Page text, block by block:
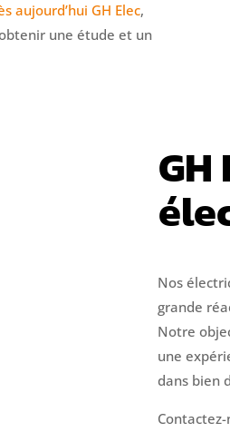
aujourd’hui GH Elec,
une étude et un
Nos
grande
Notre
une
dans bien